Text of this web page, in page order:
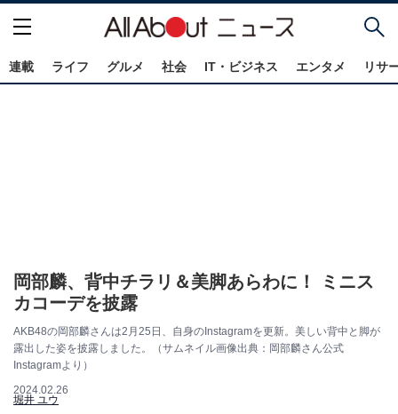
連載 ライフ グルメ 社会 IT・ビジネス エンタメ リサ
岡部麟、背中チラリ＆美脚あらわに！ ミニス
カコーデを披露
AKB48の岡部麟さんは2月25日、自身のInstagramを更新。美しい背中と脚が
露出した姿を披露しました。（サムネイル画像出典：岡部麟さん公式
Instagramより）
2024.02.26
堀井 ユウ